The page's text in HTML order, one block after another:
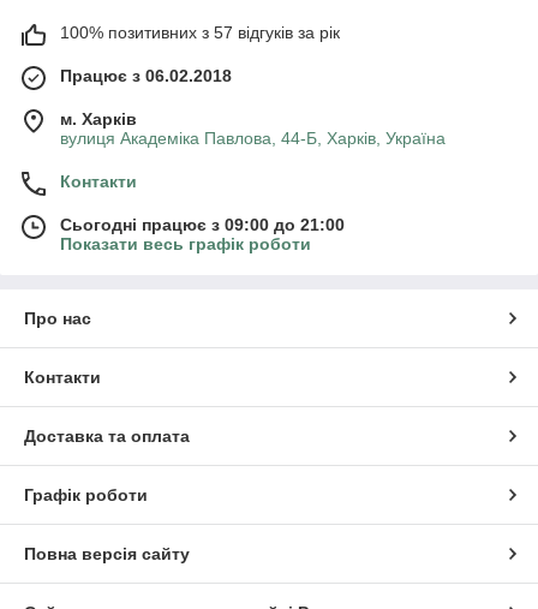
100% позитивних з 57 відгуків за рік
Працює з 06.02.2018
м. Харків
вулиця Академіка Павлова, 44-Б, Харків, Україна
Контакти
Сьогодні працює з 09:00 до 21:00
Показати весь графік роботи
Про нас
Контакти
Доставка та оплата
Графік роботи
Повна версія сайту